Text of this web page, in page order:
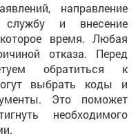
направление
и внесение
время. Любая
отказа. Перед
обратиться к
выбрать коды и
Это поможет
необходимого